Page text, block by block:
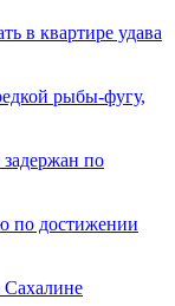
в квартире удава
рыбы-фугу,
по
по достижении
Сахалине